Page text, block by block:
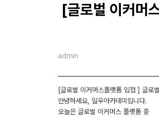
[글로벌 이커머
admin
[글로벌 이커머스플랫폼 입점 ] 글로
안녕하세요, 일우아카데미입니다.
오늘은 글로벌 이커머스 플랫폼 중